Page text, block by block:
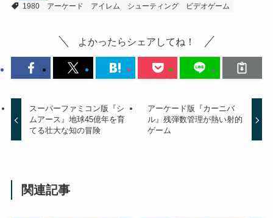
1980
アーケード アイレム シューティング ビデオゲーム
よかったらシェアしてね！
スーパーファミコン版『シ
ムアース』地球45億年を育
てる壮大な知の冒険
アーケード版『カーニバ
ル』残弾数管理が熱い射的
ゲーム
関連記事